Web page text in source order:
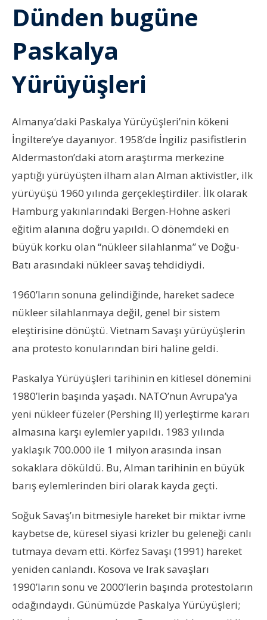
Dünden bugüne
Paskalya
Yürüyüşleri
Almanya’daki Paskalya Yürüyüşleri’nin kökeni
İngiltere’ye dayanıyor. 1958’de İngiliz pasifistlerin
Aldermaston’daki atom araştırma merkezine
yaptığı yürüyüşten ilham alan Alman aktivistler, ilk
yürüyüşü 1960 yılında gerçekleştirdiler. İlk olarak
Hamburg yakınlarındaki Bergen-Hohne askeri
eğitim alanına doğru yapıldı. O dönemdeki en
büyük korku olan “nükleer silahlanma” ve Doğu-
Batı arasındaki nükleer savaş tehdidiydi.
1960’ların sonuna gelindiğinde, hareket sadece
nükleer silahlanmaya değil, genel bir sistem
eleştirisine dönüştü. Vietnam Savaşı yürüyüşlerin
ana protesto konularından biri haline geldi.
Paskalya Yürüyüşleri tarihinin en kitlesel dönemini
1980’lerin başında yaşadı. NATO’nun Avrupa’ya
yeni nükleer füzeler (Pershing II) yerleştirme kararı
almasına karşı eylemler yapıldı. 1983 yılında
yaklaşık 700.000 ile 1 milyon arasında insan
sokaklara döküldü. Bu, Alman tarihinin en büyük
barış eylemlerinden biri olarak kayda geçti.
Soğuk Savaş’ın bitmesiyle hareket bir miktar ivme
kaybetse de, küresel siyasi krizler bu geleneği canlı
tutmaya devam etti. Körfez Savaşı (1991) hareket
yeniden canlandı. Kosova ve Irak savaşları
1990’ların sonu ve 2000’lerin başında protestoların
odağındaydı. Günümüzde Paskalya Yürüyüşleri;